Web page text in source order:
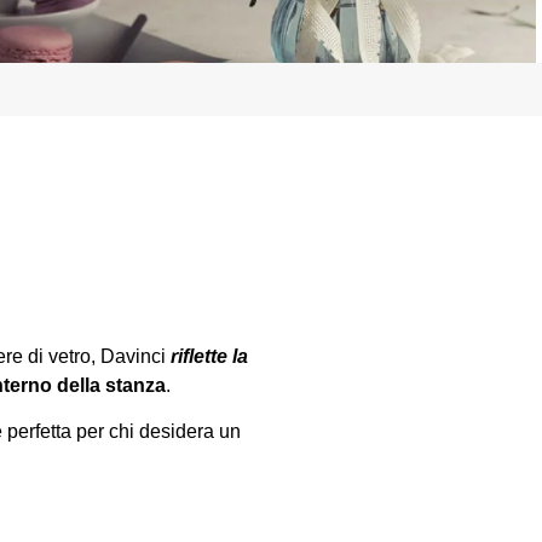
di vetro, Davinci riflette la
della stanza.
per chi desidera un